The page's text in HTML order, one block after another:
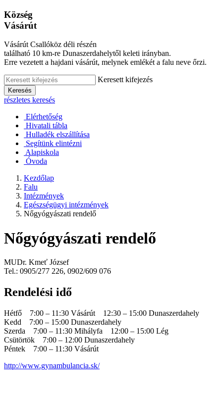
Község
Vásárút
Vásárút Csallóköz déli részén
található 10 km-re Dunaszerdahelytől keleti irányban.
Erre vezetett a hajdani vásárút, melynek emlékét a falu neve őrzi.
Keresett kifejezés
Keresés
részletes keresés
Elérhetőség
Hivatali tábla
Hulladék elszállítása
Segítünk elintézni
Alapiskola
Óvoda
Kezdőlap
Falu
Intézmények
Egészségügyi intézmények
Nőgyógyászati rendelő
Nőgyógyászati rendelő
MUDr. Kmeť József
Tel.: 0905/277 226, 0902/609 076
Rendelési idő
Hétfő 7:00 – 11:30 Vásárút 12:30 – 15:00 Dunaszerdahely
Kedd 7:00 – 15:00 Dunaszerdahely
Szerda 7:00 – 11:30 Mihályfa 12:00 – 15:00 Lég
Csütörtök 7:00 – 12:00 Dunaszerdahely
Péntek 7:00 – 11:30 Vásárút
http://www.gynambulancia.sk/